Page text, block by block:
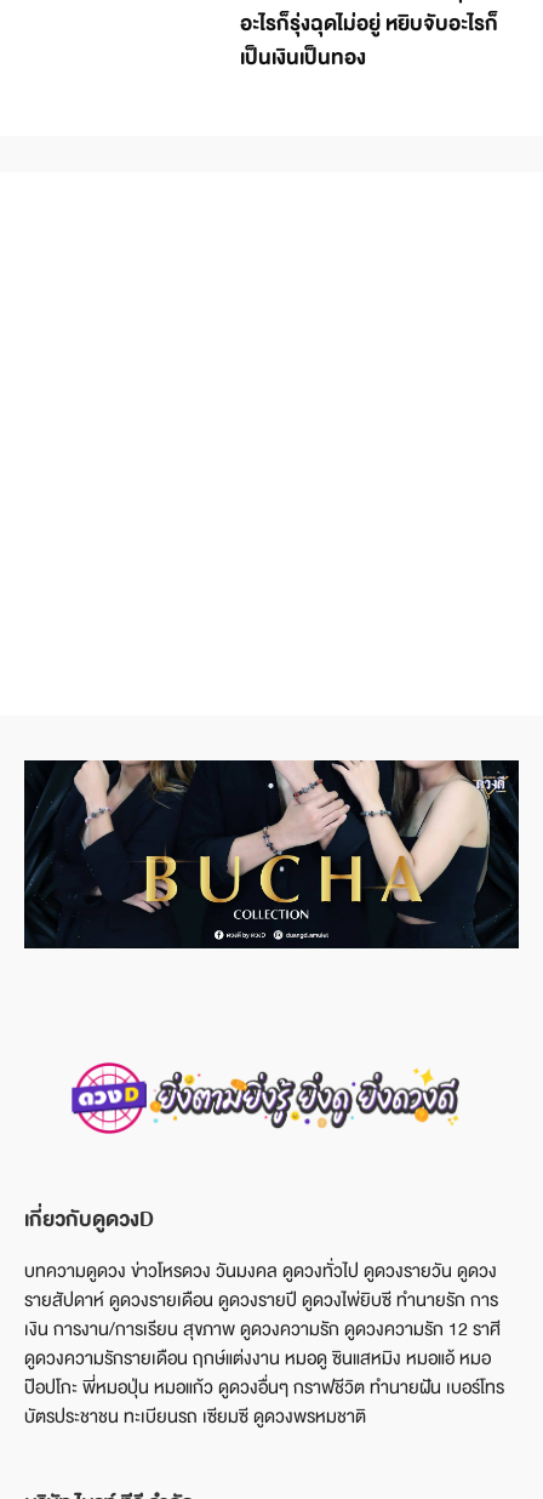
อะไรก็รุ่งฉุดไม่อยู่ หยิบจับอะไรก็
เป็นเงินเป็นทอง
เกี่ยวกับดูดวงD
บทความดูดวง ข่าวโหรดวง วันมงคล ดูดวงทั่วไป ดูดวงรายวัน ดูดวง
รายสัปดาห์ ดูดวงรายเดือน ดูดวงรายปี ดูดวงไพ่ยิบซี ทำนายรัก การ
เงิน การงาน/การเรียน สุขภาพ ดูดวงความรัก ดูดวงความรัก 12 ราศี
ดูดวงความรักรายเดือน ฤกษ์แต่งงาน หมอดู ซินแสหมิง หมอแอ้ หมอ
ป๊อปโกะ พี่หมอปุ่น หมอแก้ว ดูดวงอื่นๆ กราฟชีวิต ทำนายฝัน เบอร์โทร
บัตรประชาชน ทะเบียนรถ เซียมซี ดูดวงพรหมชาติ